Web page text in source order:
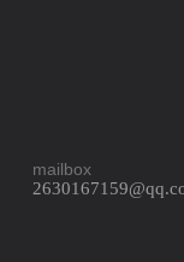
mailbox